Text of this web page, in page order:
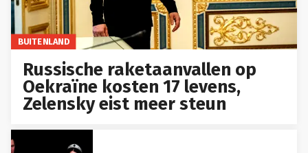
BUITENLAND
Russische raketaanvallen op
Oekraïne kosten 17 levens,
Zelensky eist meer steun